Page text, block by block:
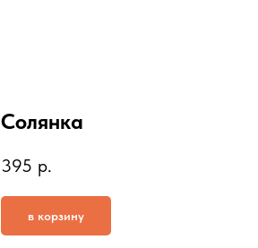
Солянка
395 р.
в корзину